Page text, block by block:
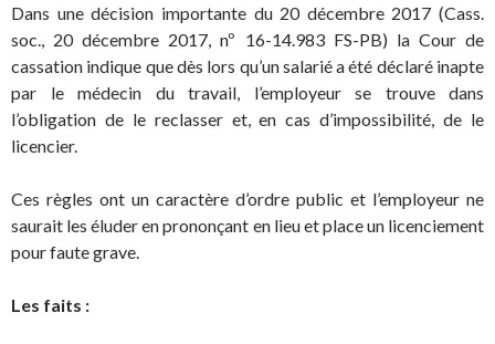
Dans une décision importante du 20 décembre 2017 (Cass.
soc., 20 décembre 2017, nº 16-14.983 FS-PB) la Cour de
cassation indique que dès lors qu’un salarié a été déclaré inapte
par le médecin du travail, l’employeur se trouve dans
l’obligation de le reclasser et, en cas d’impossibilité, de le
licencier.
Ces règles ont un caractère d’ordre public et l’employeur ne
saurait les éluder en prononçant en lieu et place un licenciement
pour faute grave.
Les faits :